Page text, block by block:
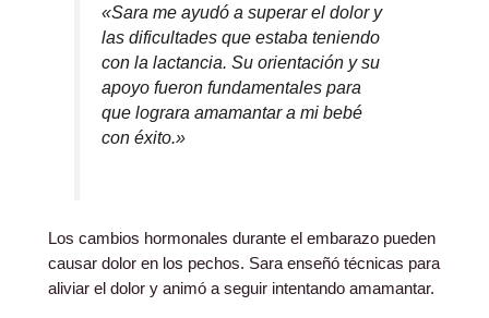
«Sara me ayudó a superar el dolor y
las dificultades que estaba teniendo
con la lactancia. Su orientación y su
apoyo fueron fundamentales para
que lograra amamantar a mi bebé
con éxito.»
Los cambios hormonales durante el embarazo pueden
causar dolor en los pechos. Sara enseñó técnicas para
aliviar el dolor y animó a seguir intentando amamantar.